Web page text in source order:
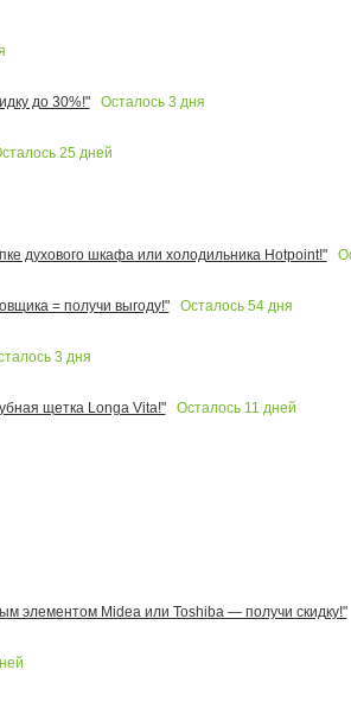
до 30%!"
Осталось 3 дня
25 дней
духового шкафа или холодильника Hotpoint!"
= получи выгоду!"
Осталось 54дня
3 дня
щетка Longa Vita!"
Осталось 11 дней
элементом Midea или Toshiba — получи скидку!"